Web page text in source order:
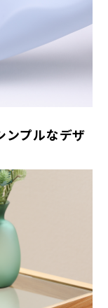
ンプルなデザ